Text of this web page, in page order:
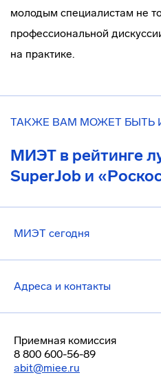
молодым специалистам не
профессиональной
на практике.
ТАКЖЕ ВАМ МОЖЕТ БЫТЬ
МИЭТ в рейтинге
SuperJob и
МИЭТ сегодня
Адреса и контакты
Приемная комиссия
8 800 600-56-89
abit@miee.ru